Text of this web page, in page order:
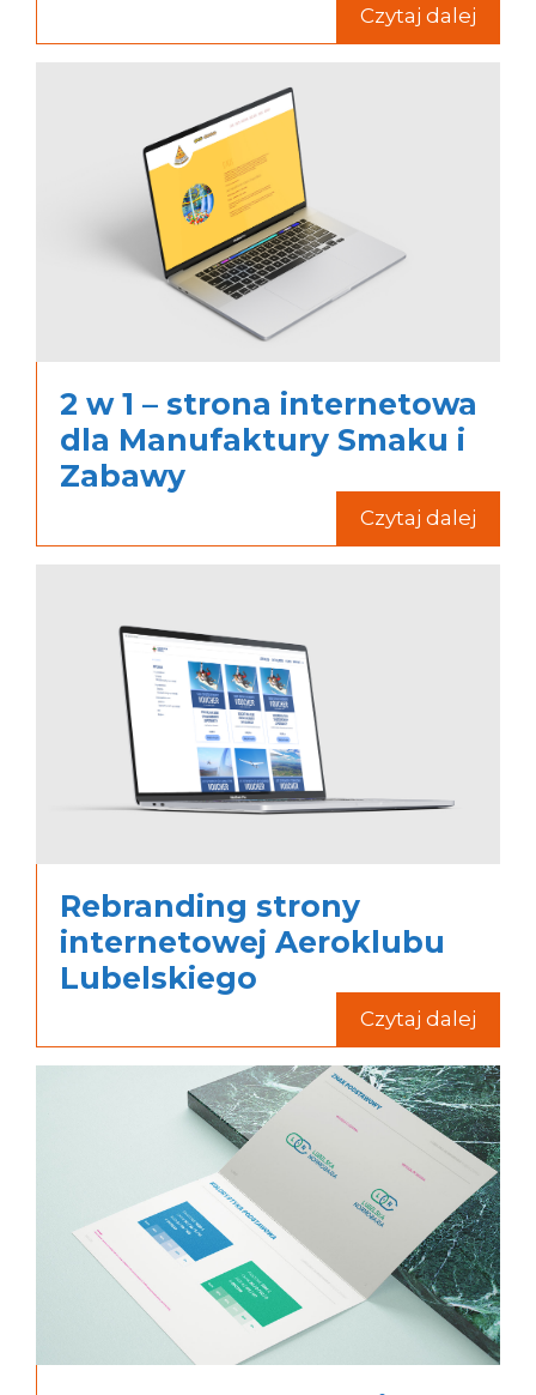
Czytaj dalej
2 w 1 – strona internetowa
dla Manufaktury Smaku i
Zabawy
Czytaj dalej
Rebranding strony
internetowej Aeroklubu
Lubelskiego
Czytaj dalej